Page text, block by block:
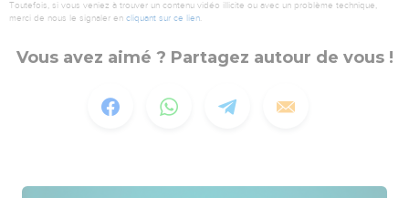
Toutefois, si vous veniez à trouver un contenu vidéo illicite ou avec un problème technique,
merci de nous le signaler en cliquant sur ce lien.
Vous avez aimé ? Partagez autour de vous !